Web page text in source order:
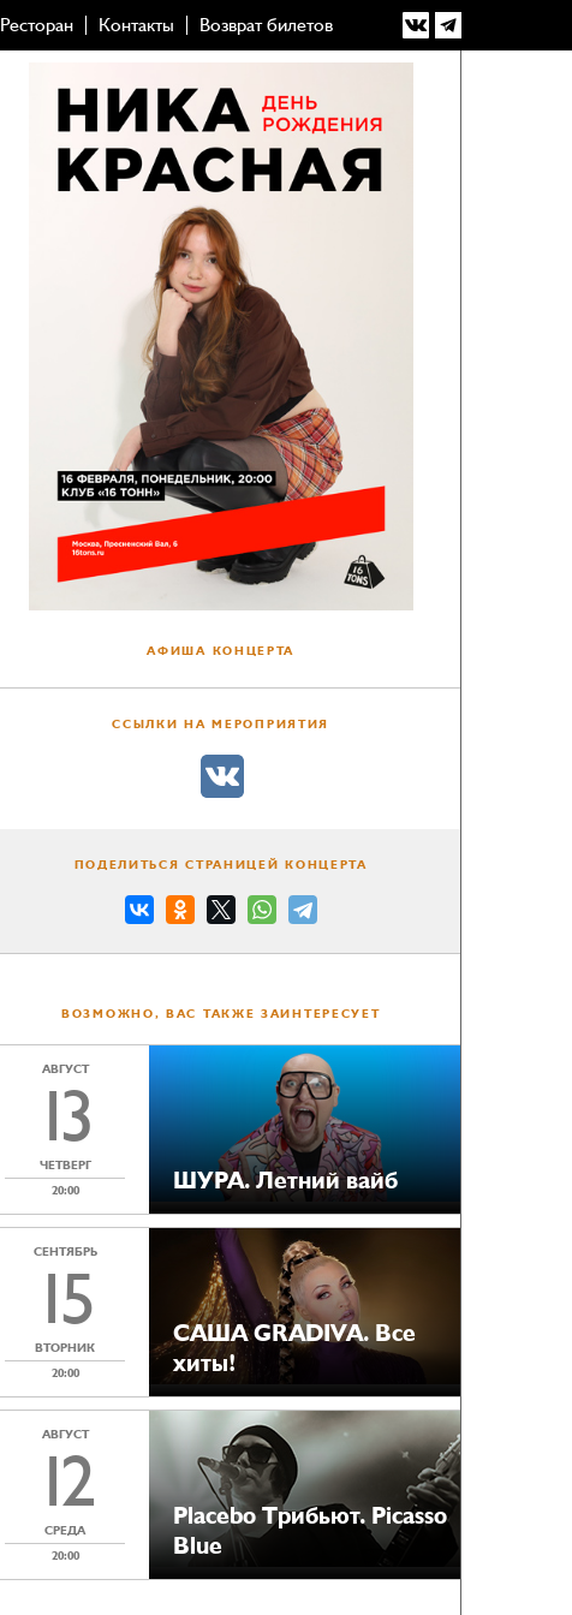
Ресторан Контакты Возврат билетов
АФИША КОНЦЕРТА
ССЫЛКИ НА МЕРОПРИЯТИЯ
ПОДЕЛИТЬСЯ СТРАНИЦЕЙ КОНЦЕРТА
ВОЗМОЖНО, ВАС ТАКЖЕ ЗАИНТЕРЕСУЕТ
АВГУСТ
13
ЧЕТВЕРГ
20:00
ШУРА. Летний вайб
СЕНТЯБРЬ
15
ВТОРНИК
20:00
САША GRADIVA. Все
хиты!
АВГУСТ
12
СРЕДА
20:00
Placebo Tрибьют. Picasso
Blue